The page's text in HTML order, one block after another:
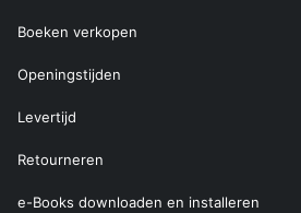
Boeken verkopen
Openingstijden
Levertijd
Retourneren
e-Books downloaden en installeren